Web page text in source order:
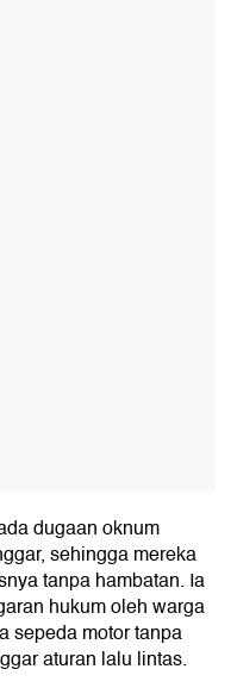
dugaan oknum
sehingga mereka
tanpa hambatan. Ia
hukum oleh warga
sepeda motor tanpa
aturan lalu lintas.